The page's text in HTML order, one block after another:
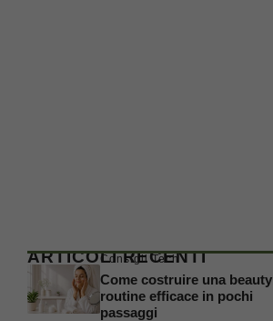
ARTICOLI RECENTI
Consigli Tech
Come costruire una beauty
routine efficace in pochi
passaggi